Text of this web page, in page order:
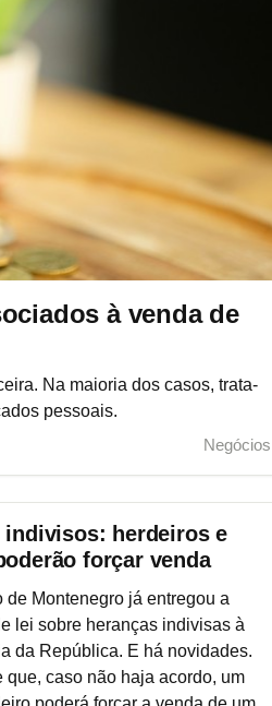
à venda de
Na maioria dos casos, trata-
pessoais.
Negócios
indivisos: herdeiros e
forçar venda
de Montenegro já entregou a
lei sobre heranças indivisas à
da República. E há novidades.
que, caso não haja acordo, um